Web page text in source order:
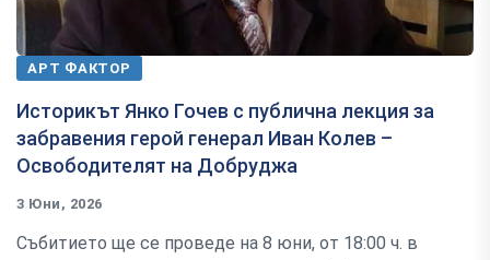
АРТ ФАКТОР
Историкът Янко Гочев с публична лекция за
забравения герой генерал Иван Колев –
Освободителят на Добруджа
3 Юни, 2026
Събитието ще се проведе на 8 юни, от 18:00 ч. в